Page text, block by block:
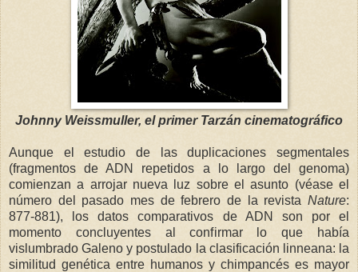
Johnny Weissmuller, el primer Tarzán cinematográfico
Aunque el estudio de las duplicaciones segmentales
(fragmentos de ADN repetidos a lo largo del genoma)
comienzan a arrojar nueva luz sobre el asunto (véase el
número del pasado mes de febrero de la revista Nature:
877-881), los datos comparativos de ADN son por el
momento concluyentes al confirmar lo que había
vislumbrado Galeno y postulado la clasificación linneana: la
similitud genética entre humanos y chimpancés es mayor